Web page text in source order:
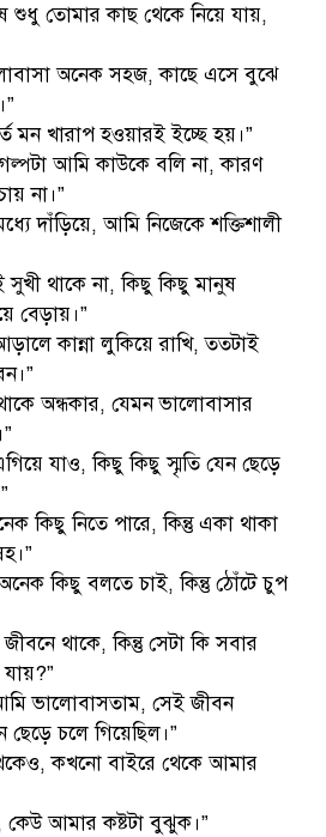
শুধু তোমার কাছ থেকে নিয়ে যায়,
অনেক সহজ, কাছে এসে বুঝে
মন খারাপ হওয়ারই ইচ্ছে হয়।”
আমি কাউকে বলি না, কারণ
না।”
দাঁড়িয়ে, আমি নিজেকে শক্তিশালী
থাকে না, কিছু কিছু মানুষ
বেড়ায়।”
কান্না লুকিয়ে রাখি, ততটাই
অন্ধকার, যেমন ভালোবাসার
যাও, কিছু কিছু স্মৃতি যেন ছেড়ে
কিছু নিতে পারে, কিন্তু একা থাকা
কিছু বলতে চাই, কিন্তু ঠোঁটে চুপ
থাকে, কিন্তু সেটা কি সবার
ভালোবাসতাম, সেই জীবন
চলে গিয়েছিল।”
কখনো বাইরে থেকে আমার
আমার কষ্টটা বুঝুক।”